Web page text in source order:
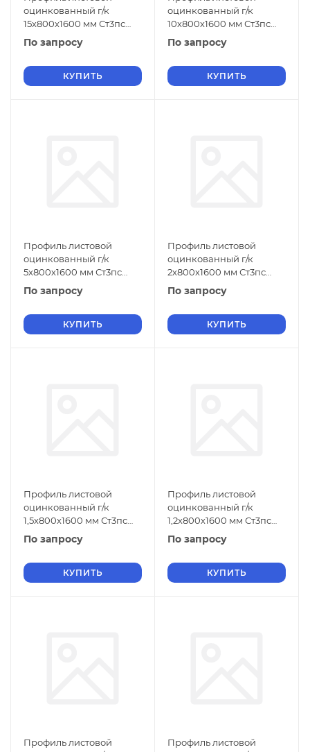
оцинкованный г/к
15х800х1600 мм Ст3пс
ГОСТ 9234-74
По запросу
КУПИТЬ
оцинкованный г/к
10х800х1600 мм Ст3пс
ГОСТ 9234-74
По запросу
КУПИТЬ
Профиль листовой
оцинкованный г/к
5х800х1600 мм Ст3пс
ГОСТ 9234-74
По запросу
КУПИТЬ
Профиль листовой
оцинкованный г/к
2х800х1600 мм Ст3пс
ГОСТ 9234-74
По запросу
КУПИТЬ
Профиль листовой
оцинкованный г/к
1,5х800х1600 мм Ст3пс
ГОСТ 9234-74
По запросу
КУПИТЬ
Профиль листовой
оцинкованный г/к
1,2х800х1600 мм Ст3пс
ГОСТ 9234-74
По запросу
КУПИТЬ
Профиль листовой
Профиль листовой